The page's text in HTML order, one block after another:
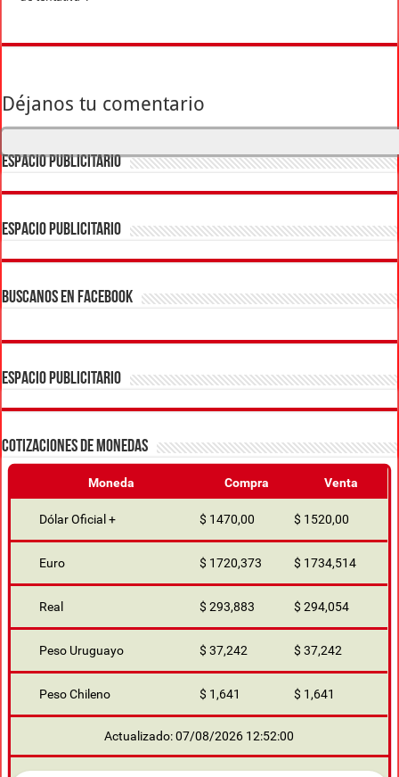
Déjanos tu comentario
ESPACIO PUBLICITARIO
ESPACIO PUBLICITARIO
BUSCANOS EN FACEBOOK
ESPACIO PUBLICITARIO
COTIZACIONES DE MONEDAS
Moneda Compra Venta
Dólar Oficial + $ 1470,00 $ 1520,00
Euro $ 1720,373 $ 1734,514
Real $ 293,883 $ 294,054
Peso Uruguayo $ 37,242 $ 37,242
Peso Chileno $ 1,641 $ 1,641
Actualizado: 07/08/2026 12:52:00